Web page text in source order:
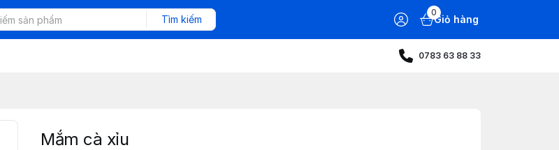
Tìm kiếm
0
Giỏ hàng
0783 63 88 33
Mắm cà xỉu